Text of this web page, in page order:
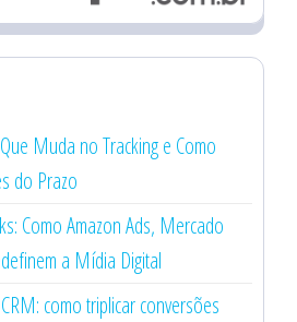
Muda no Tracking e Como
do Prazo
Como Amazon Ads, Mercado
a Mídia Digital
como triplicar conversões